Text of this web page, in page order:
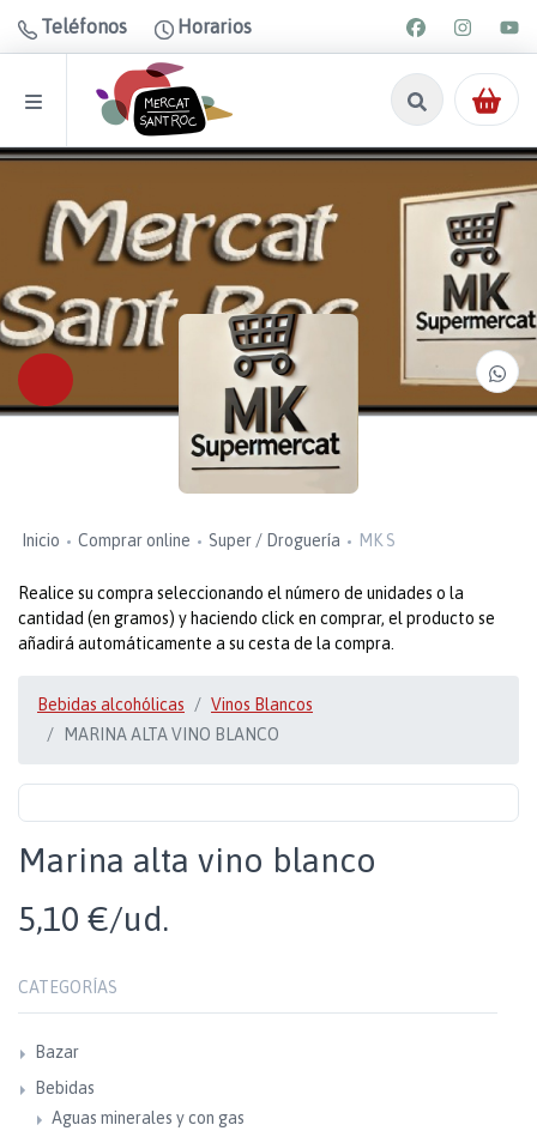
Teléfonos Horarios
Inicio Comprar online Super / Droguería MK S
Realice su compra seleccionando el número de unidades o la
cantidad (en gramos) y haciendo click en comprar, el producto se
añadirá automáticamente a su cesta de la compra.
Bebidas alcohólicas
Vinos Blancos
MARINA ALTA VINO BLANCO
Marina alta vino blanco
5,10 €/ud.
CATEGORÍAS
Bazar
Bebidas
Aguas minerales y con gas